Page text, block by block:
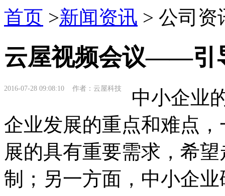
首页 >新闻资讯 > 公司资
云屋视频会议——引
2016-07-28 09:08:10 作者：云屋科技
中小企业
企业发展的重点和难点
展的具有重要需求，希
制；另一方面，中小企